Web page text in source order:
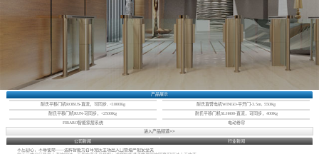
产品展示
耐氏平移门机ROBUS-直流，可同步, <1000Kg 耐氏直臂电机WINGO-平开门-3.5m, 550Kg
耐氏平移门机RUN-可同步，<2500Kg 耐氏平移门机SLH400-直流，可同步，400Kg
FIBARO智能家居系统
电动卷帘
进入产品频道>>
公司新闻
行业新闻
不忘初心，不辱使命——适辉智能为百年党庆主场出入口管理严把安全关